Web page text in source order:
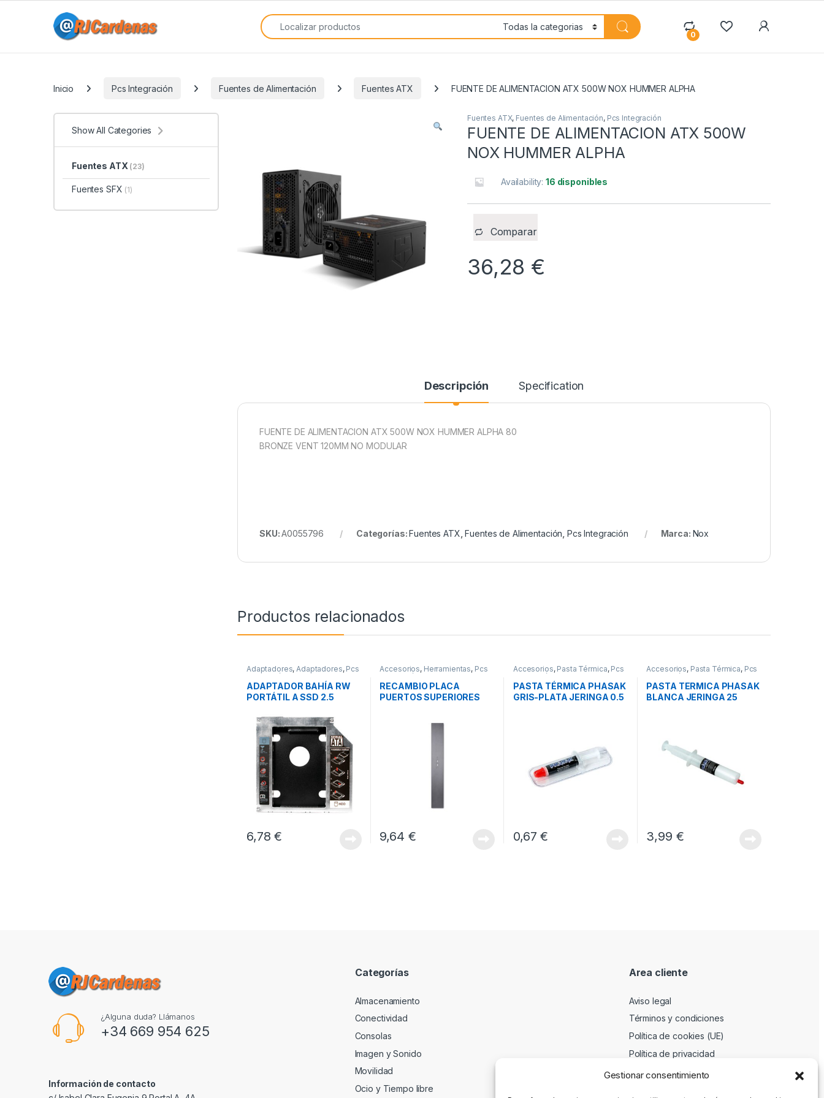
Gestionar consentimiento
Search for:
0
Inicio Pcs Integración Fuentes de Alimentación Fuentes ATX FUENTE DE ALIMENTACION ATX 500W NOX HUMMER ALPHA
Fuentes ATX, Fuentes de Alimentación, Pcs Integración
FUENTE DE ALIMENTACION ATX 500W
NOX HUMMER ALPHA
Availability:16 disponibles
Comparar
36,28 €
Descripción Specification
FUENTE DE ALIMENTACION ATX 500W NOX HUMMER ALPHA 80
BRONZE VENT 120MM NO MODULAR
SKU:A0055796 Categorías:Fuentes ATX ,Fuentes de Alimentación Pcs Integración Marca: Nox
Productos relacionados
Adaptadores,Adaptadores, Pcs
Integración
ADAPTADOR BAHÍA RW
PORTÁTIL A SSD 2.5
6,78€
Accesorios, Herramientas, Pcs
Integración
RECAMBIO PLACA
PUERTOS SUPERIORES
9,64 €
Accesorios, Pasta Térmica, Pcs
Integración
PASTA TÉRMICA PHASAK
GRIS-PLATA JERINGA 0.5
0,67€
Accesorios, Pasta Térmica, Pcs
Integración
PASTA TERMICA PHASAK
BLANCA JERINGA 25
3,99 €
Show All Categories
Fuentes ATX (23)
Fuentes SFX (1)
¿Alguna duda? Llámanos
+34 669 954 625
Información de contacto
Categorías
Almacenamiento
Conectividad
Consolas
Imagen y Sonido
Movilidad
Ocio y Tiempo libre
Area cliente
Aviso legal
Términos y condiciones
Política de cookies (UE)
Política de privacidad